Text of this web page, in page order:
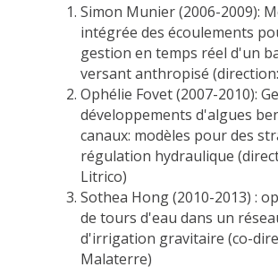
Simon Munier (2006-2009):
intégrée des écoulements
gestion en temps réel d'un
versant anthropisé
Ophélie Fovet (2007-2010):
développements d'algues
canaux: modèles pour des
régulation hydraulique
Litrico)
Sothea Hong (2010-2013) :
de tours d'eau dans un
d'irrigation gravitaire (co-
Malaterre)